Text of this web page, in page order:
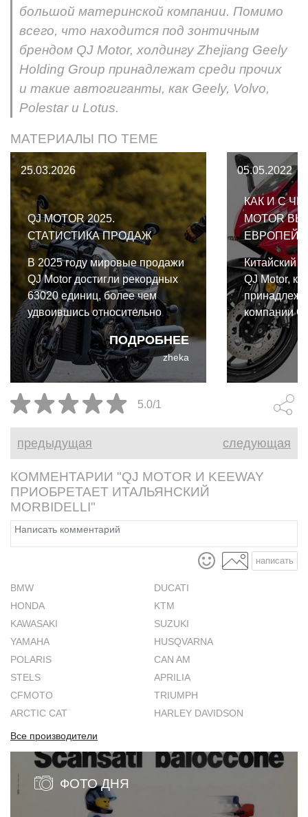
большой материнской компании. Помимо
всего, что находится под зонтичным
брендом QJ Motor, холдингу Zhejiang Geely
Holding Group принадлежат среди прочих
и такие автогиганты, как Geely, Volvo,
Polestar и Lotus.
МАТЕРИАЛЫ ПО ТЕМЕ
25.03.2026
QJ MOTOR 2025.
СТАТИСТИКА ПРОДАЖ
ПОДРОБНЕЕ
В 2025 году мировые продажи
QJ Motor достигли рекордных
63020 единиц, более чем
удвоившись относительно
предыдущего года.
zheka
05.05.2022
КАК И С
MOTOR
Китайский
QJ Motor,
компании
недавно
выйти на
именем.
5.0/1
предыдущая следующая
КОММЕНТАРИИ "QJ MOTOR И KEEWAY
ПРИОБРЕТАЕТ ИТАЛЬЯНСКИЙ
MORBIDELLI"
написать
BMW
DUCATI
HONDA
KTM
KAWASAKI
SUZUKI
YAMAHA
HUSQVARNA
POLARIS
CAN AM
STELS
APRILIA
CFMOTO
TRIUMPH
ARCTIC CAT
HARLEY DAVIDSON
Все производители
ФОТО ДНЯ